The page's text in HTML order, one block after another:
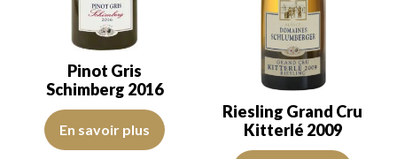
Pinot Gris
Schimberg 2016
La robe est jaune citron avec des reflets verts clairs, de bonne
En savoir plus
Riesling Grand Cru
Kitterlé 2009